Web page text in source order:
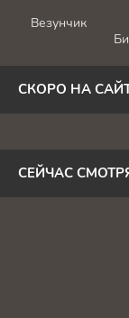
Везунчик
СКОРО НА
СЕЙЧАС